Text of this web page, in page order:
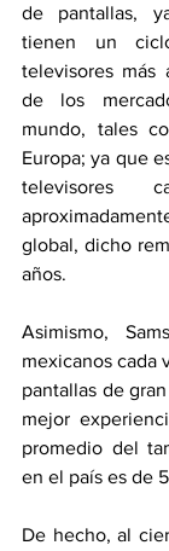
de pantallas,
tienen un
televisores más
de los
mundo, tales
Europa; ya que
televisores
global, dicho
años.
Asimismo,
mexicanos cada
pantallas de
mejor
promedio del
en el país es de
De hecho, al